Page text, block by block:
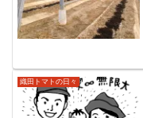
織田トマトの日々